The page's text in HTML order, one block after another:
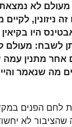
מעולם לא
ניזונין,
היו
לשבח:
אחר מתנין
מה שנאמר
לחם הפנים
לא